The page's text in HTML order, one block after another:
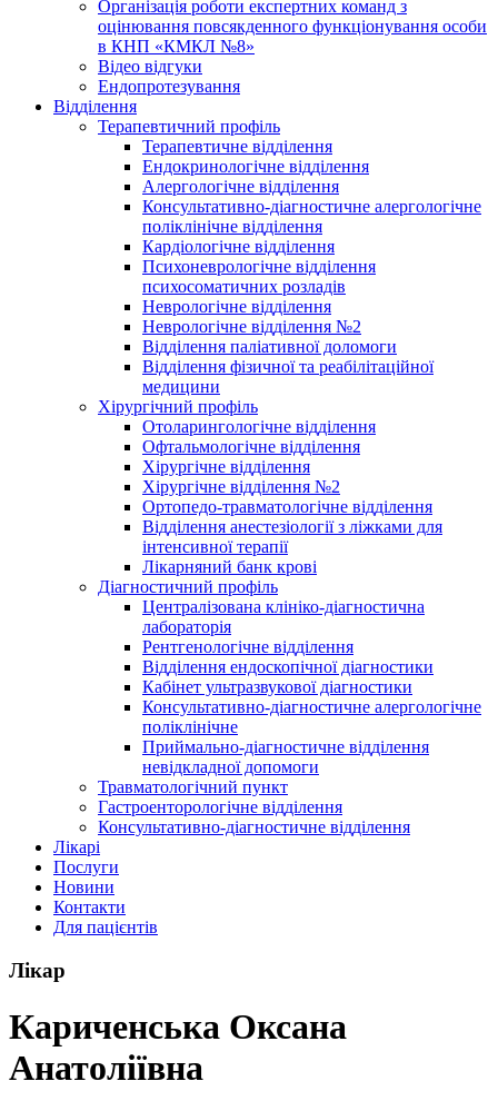
Організація роботи експертних команд з
оцінювання повсякденного функціонування особи
в КНП «КМКЛ №8»
Відео відгуки
Ендопротезування
Відділення
Терапевтичний профіль
Терапевтичне відділення
Ендокринологічне відділення
Алергологічне відділення
Консультативно-діагностичне алергологічне
поліклінічне відділення
Кардіологічне відділення
Психоневрологічне відділення
психосоматичних розладів
Неврологічне відділення
Неврологічне відділення №2
Відділення паліативної доломоги
Відділення фізичної та реабілітаційної
медицини
Хірургічний профіль
Отоларингологічне відділення
Офтальмологічне відділення
Хірургічне відділення
Хірургічне відділення №2
Ортопедо-травматологічне відділення
Відділення анестезіології з ліжками для
інтенсивної терапії
Лікарняний банк крові
Діагностичний профіль
Централізована клініко-діагностична
лабораторія
Рентгенологічне відділення
Відділення ендоскопічної діагностики
Кабінет ультразвукової діагностики
Консультативно-діагностичне алергологічне
поліклінічне
Приймально-діагностичне відділення
невідкладної допомоги
Травматологічний пункт
Гастроенторологічне відділення
Консультативно-діагностичне відділення
Лікарі
Послуги
Новини
Контакти
Для пацієнтів
Лікар
Кариченська Оксана
Анатоліївна